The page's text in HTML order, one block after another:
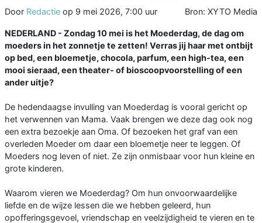
Door Redactie op 9 mei 2026, 7:00 uur Bron: XYTO Media
NEDERLAND - Zondag 10 mei is het Moederdag, de dag om
moeders in het zonnetje te zetten! Verras jij haar met ontbijt
op bed, een bloemetje, chocola, parfum, een high-tea, een
mooi sieraad, een theater- of bioscoopvoorstelling of een
ander uitje?
De hedendaagse invulling van Moederdag is vooral gericht op
het verwennen van Mama. Vaak brengen we deze dag ook nog
een extra bezoekje aan Oma. Of bezoeken het graf van een
overleden Moeder om daar een bloemetje neer te leggen. Of
Moeders nog leven of niet. Ze zijn onmisbaar voor hun kleine en
grote kinderen.
Waarom vieren we Moederdag? Om hun onvoorwaardelijke
liefde en de wijze lessen die we hebben geleerd, hun
opofferingsgevoel, vriendschap en veelzijdigheid te vieren en te